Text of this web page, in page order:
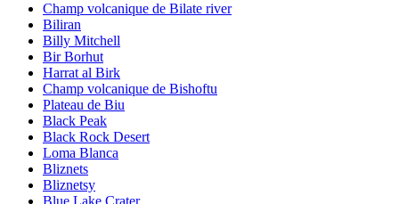
Champ volcanique de Bilate river
Biliran
Billy Mitchell
Bir Borhut
Harrat al Birk
Champ volcanique de Bishoftu
Plateau de Biu
Black Peak
Black Rock Desert
Loma Blanca
Bliznets
Bliznetsy
Blue Lake Crater